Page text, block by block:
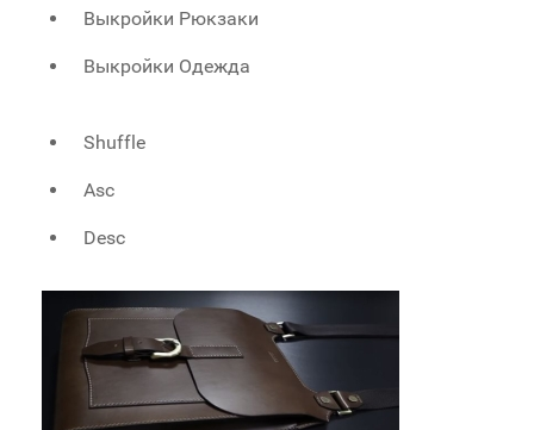
Выкройки Рюкзаки
Выкройки Одежда
Shuffle
Asc
Desc